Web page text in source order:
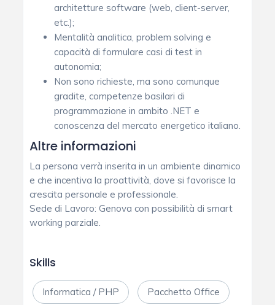
architetture software (web, client-server,
etc.);
Mentalità analitica, problem solving e
capacità di formulare casi di test in
autonomia;
Non sono richieste, ma sono comunque
gradite, competenze basilari di
programmazione in ambito .NET e
conoscenza del mercato energetico italiano.
Altre informazioni
La persona verrà inserita in un ambiente dinamico
e che incentiva la proattività, dove si favorisce la
crescita personale e professionale.
Sede di Lavoro: Genova con possibilità di smart
working parziale.
Skills
Informatica / PHP Pacchetto Office